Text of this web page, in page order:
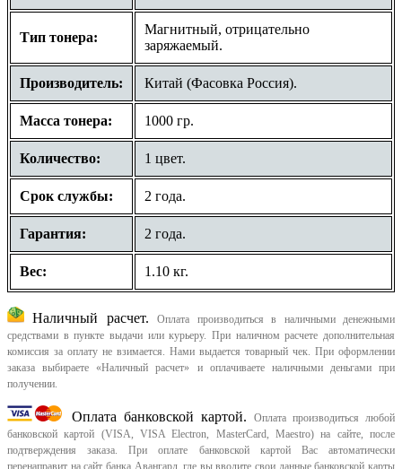
Тип тонера:
Магнитный, отрицательно
заряжаемый.
Производитель: Китай (Фасовка Россия).
Масса тонера: 1000 гр.
Количество: 1 цвет.
Срок службы: 2 года.
Гарантия: 2 года.
Вес: 1.10 кг.
Наличный расчет.
Оплата производиться в наличными денежными
средствами в пункте выдачи или курьеру. При наличном расчете дополнительная
комиссия за оплату не взимается. Нами выдается товарный чек. При оформлении
заказа выбираете «Наличный расчет» и оплачиваете наличными деньгами при
получении.
Оплата банковской картой.
Оплата производиться любой
банковской картой (VISA, VISA Electron, MasterCard, Maestro) на сайте, после
подтверждения заказа. При оплате банковской картой Вас автоматически
перенаправит на сайт банка Авангард, где вы вводите свои данные банковской карты